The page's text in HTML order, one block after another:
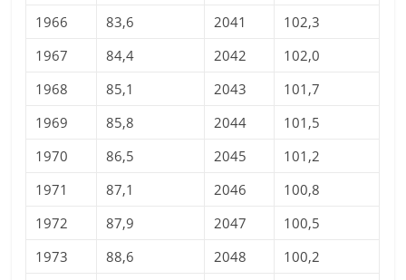
1966
83,6 2041
102,3
1967
84,4 2042
102,0
1968
85,1 2043
101,7
1969
85,8 2044
101,5
1970
86,5 2045
101,2
1971
87,1 2046
100,8
1972
87,9 2047
100,5
1973
88,6 2048
100,2